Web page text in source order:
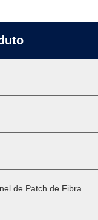
de Patch de Fibra